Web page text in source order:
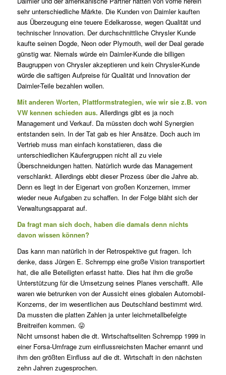
sehr unterschiedliche Märkte. Die Kunden von Daimler kauften
aus Überzeugung eine teuere Edelkarosse, wegen Qualität und
technischer Innovation. Der durchschnittliche Chrysler Kunde
kaufte seinen Dogde, Neon oder Plymouth, weil der Deal gerade
günstig war. Niemals würde ein Daimler-Kunde die billigen
Baugruppen von Chrysler akzeptieren und kein Chrysler-Kunde
würde die saftigen Aufpreise für Qualität und Innovation der
Daimler-Teile bezahlen wollen.
Mit anderen Worten, Plattformstrategien, wie wir sie z.B. von
VW kennen schieden aus. Allerdings gibt es ja noch
Management und Verkauf. Da müssten doch wohl Synergien
entstanden sein. In der Tat gab es hier Ansätze. Doch auch im
Vertrieb muss man einfach konstatieren, dass die
unterschiedlichen Käufergruppen nicht all zu viele
Überschneidungen hatten. Natürlich wurde das Management
verschlankt. Allerdings ebbt dieser Prozess über die Jahre ab.
Denn es liegt in der Eigenart von großen Konzernen, immer
wieder neue Aufgaben zu schaffen. In der Folge bläht sich der
Verwaltungsapparat auf.
Da fragt man sich doch, haben die damals denn nichts
davon wissen können?
Das kann man natürlich in der Retrospektive gut fragen. Ich
denke, dass Jürgen E. Schrempp eine große Vision transportiert
hat, die alle Beteiligten erfasst hatte. Dies hat ihm die große
Unterstützung für die Umsetzung seines Planes verschafft. Alle
waren wie betrunken von der Aussicht eines globalen Automobil-
Konzerns, der im wesentlichen aus Deutschland bestimmt wird.
Da mussten die platten Zahlen ja unter leichmetallbefelgte
Breitreifen kommen. 😛
Nicht umsonst haben die dt. Wirtschaftseliten Schrempp 1999 in
einer Forsa-Umfrage zum einflussreichsten Macher ernannt und
ihm den größten Einfluss auf die dt. Wirtschaft in den nächsten
zehn Jahren zugesprochen.